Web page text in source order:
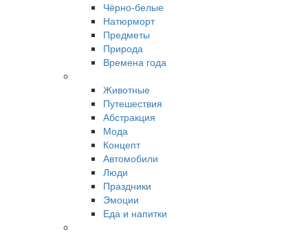
Чёрно-белые
Натюрморт
Предметы
Природа
Времена года
Животные
Путешествия
Абстракция
Мода
Концепт
Автомобили
Люди
Праздники
Эмоции
Еда и напитки